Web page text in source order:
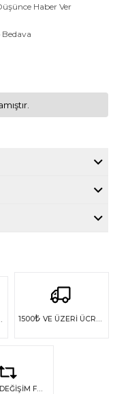
Haber Ver
1500₺ VE ÜZERİ ÜCRETSİZ KARGO
İADE / DEĞİŞİM FIRSATI